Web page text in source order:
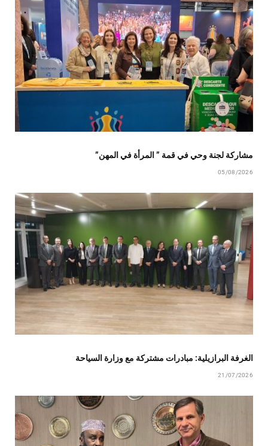
مشاركة لجنة وحي في قمة ” المرأة في المهن”
05/08/2026
الغرفة البرازيلية: مبادرات مشتركة مع وزارة السياحة
21/07/2026